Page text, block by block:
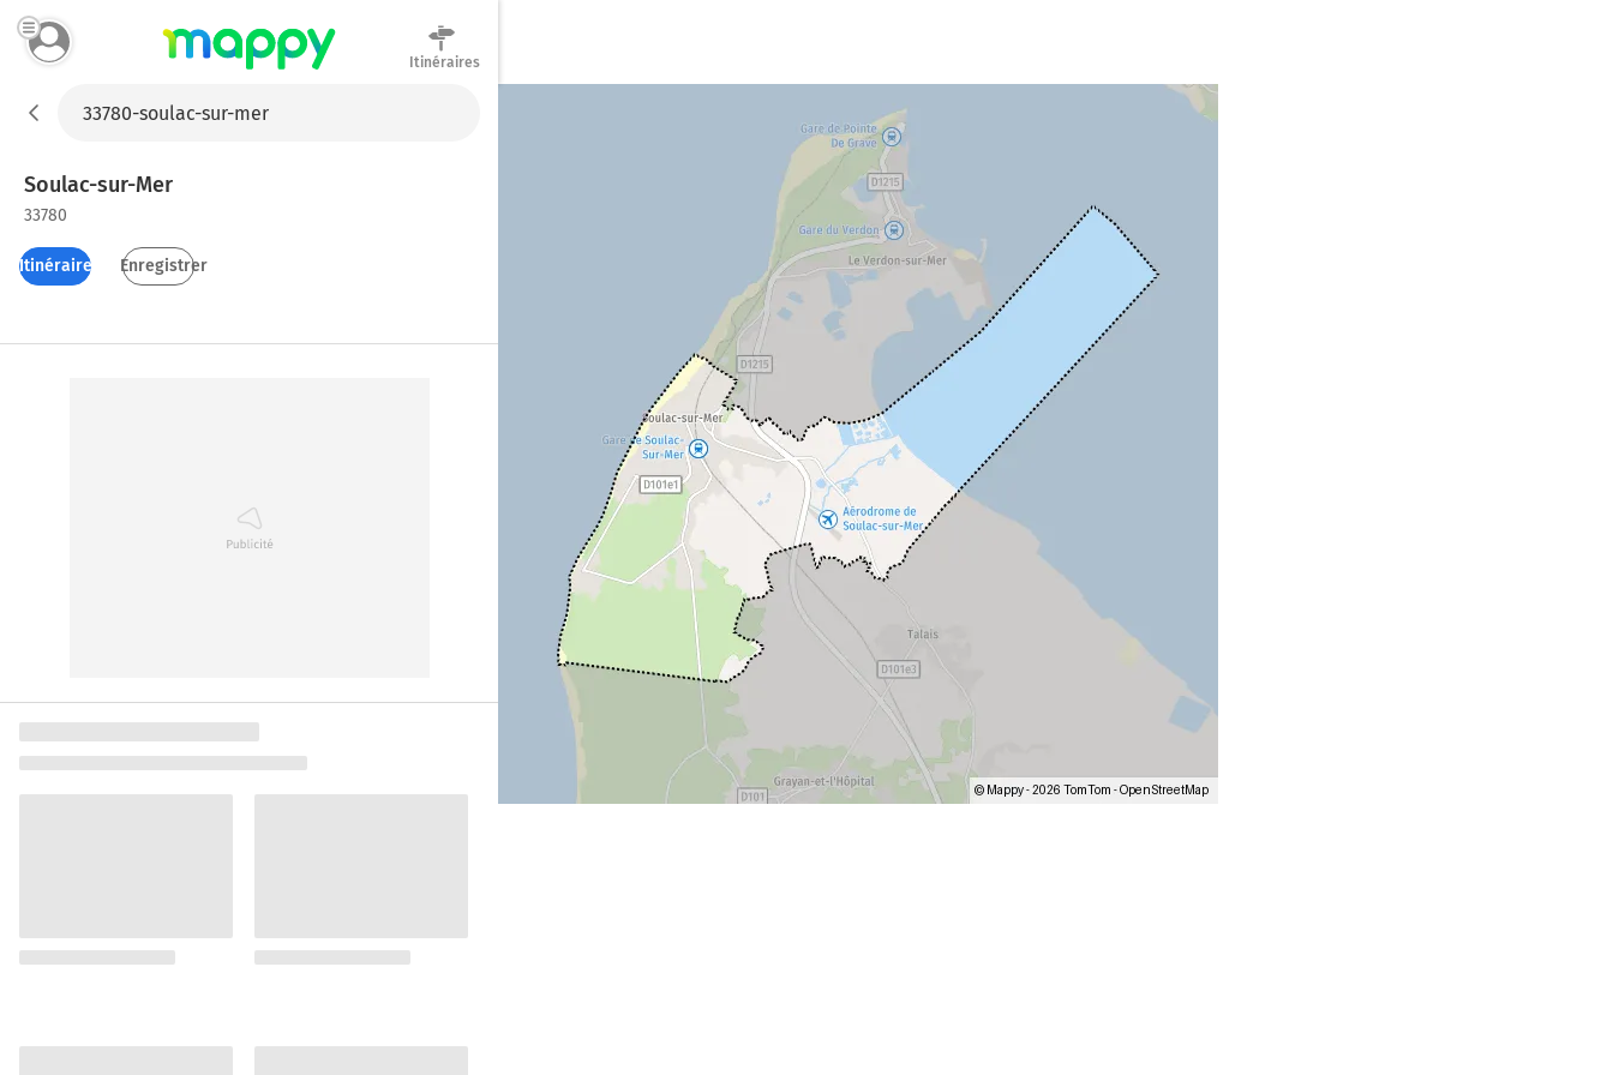
Itinéraires
Soulac-sur-Mer
33780
Itinéraires Enregistrer